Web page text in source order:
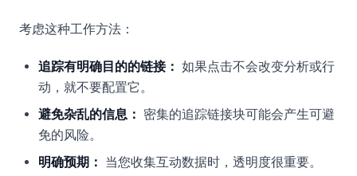
考虑这种工作方法：
追踪有明确目的的链接： 如果点击不会改变分析或行
动，就不要配置它。
避免杂乱的信息： 密集的追踪链接块可能会产生可避
免的风险。
明确预期： 当您收集互动数据时，透明度很重要。